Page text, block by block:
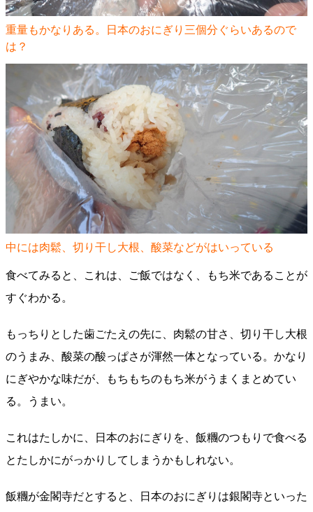
重量もかなりある。日本のおにぎり三個分ぐらいあるので
は？
中には肉鬆、切り干し大根、酸菜などがはいっている
食べてみると、これは、ご飯ではなく、もち米であることが
すぐわかる。
もっちりとした歯ごたえの先に、肉鬆の甘さ、切り干し大根
のうまみ、酸菜の酸っぱさが渾然一体となっている。かなり
にぎやかな味だが、もちもちのもち米がうまくまとめてい
る。うまい。
これはたしかに、日本のおにぎりを、飯糰のつもりで食べる
とたしかにがっかりしてしまうかもしれない。
飯糰が金閣寺だとすると、日本のおにぎりは銀閣寺といった